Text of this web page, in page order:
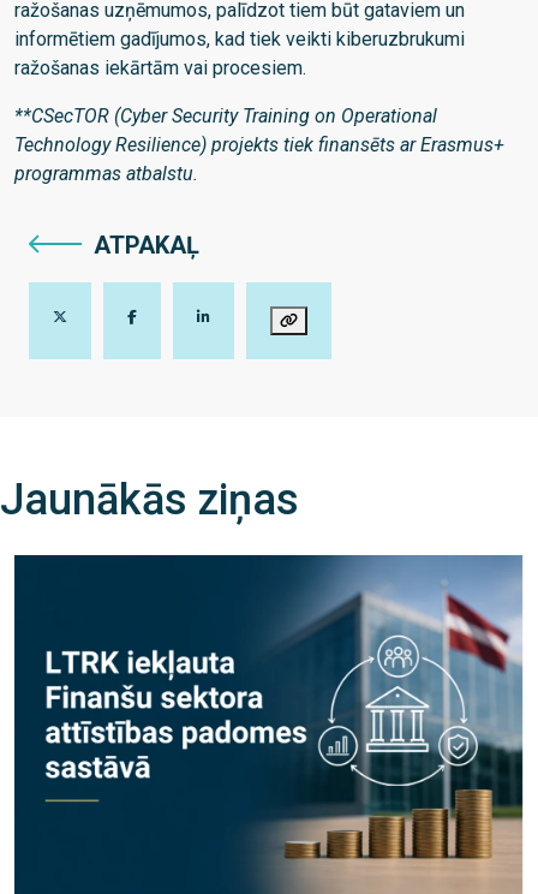
ražošanas uzņēmumos, palīdzot tiem būt gataviem un
informētiem gadījumos, kad tiek veikti kiberuzbrukumi
ražošanas iekārtām vai procesiem.
**CSecTOR (Cyber Security Training on Operational
Technology Resilience) projekts tiek finansēts ar Erasmus+
programmas atbalstu.
ATPAKAĻ
Jaunākās ziņas